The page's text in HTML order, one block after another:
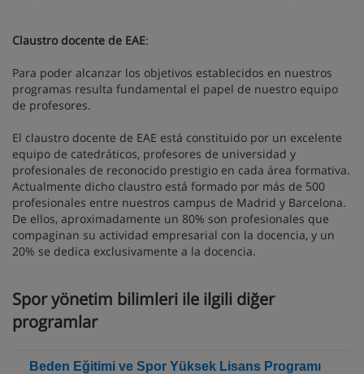
Claustro docente de EAE:
Para poder alcanzar los objetivos establecidos en nuestros
programas resulta fundamental el papel de nuestro equipo
de profesores.
El claustro docente de EAE está constituido por un excelente
equipo de catedráticos, profesores de universidad y
profesionales de reconocido prestigio en cada área formativa.
Actualmente dicho claustro está formado por más de 500
profesionales entre nuestros campus de Madrid y Barcelona.
De ellos, aproximadamente un 80% son profesionales que
compaginan su actividad empresarial con la docencia, y un
20% se dedica exclusivamente a la docencia.
Spor yönetim bilimleri ile ilgili diğer
programlar
Beden Eğitimi ve Spor Yüksek Lisans Programı